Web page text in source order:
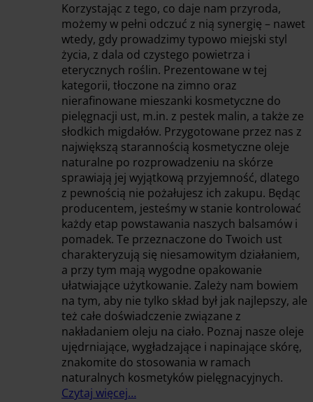
Korzystając z tego, co daje nam przyroda,
możemy w pełni odczuć z nią synergię – nawet
wtedy, gdy prowadzimy typowo miejski styl
życia, z dala od czystego powietrza i
eterycznych roślin. Prezentowane w tej
kategorii, tłoczone na zimno oraz
nierafinowane mieszanki kosmetyczne do
pielęgnacji ust, m.in. z pestek malin, a także ze
słodkich migdałów. Przygotowane przez nas z
największą starannością kosmetyczne oleje
naturalne po rozprowadzeniu na skórze
sprawiają jej wyjątkową przyjemność, dlatego
z pewnością nie pożałujesz ich zakupu. Będąc
producentem, jesteśmy w stanie kontrolować
każdy etap powstawania naszych balsamów i
pomadek. Te przeznaczone do Twoich ust
charakteryzują się niesamowitym działaniem,
a przy tym mają wygodne opakowanie
ułatwiające użytkowanie. Zależy nam bowiem
na tym, aby nie tylko skład był jak najlepszy, ale
też całe doświadczenie związane z
nakładaniem oleju na ciało. Poznaj nasze oleje
ujędrniające, wygładzające i napinające skórę,
znakomite do stosowania w ramach
naturalnych kosmetyków pielęgnacyjnych.
Czytaj więcej…